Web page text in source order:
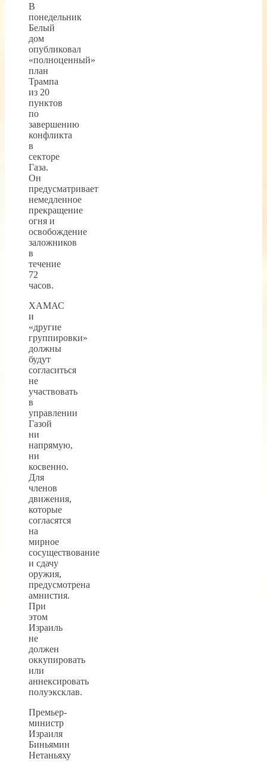
В
понедельник
Белый
дом
опубликовал
«полноценный»
план
Трампа
из 20
пунктов
по
завершению
конфликта
в
секторе
Газа.
Он
предусматривает
немедленное
прекращение
огня и
освобождение
заложников
в
течение
72
часов.
ХАМАС
и
«другие
группировки»
должны
будут
согласиться
не
участвовать
в
управлении
Газой
ни
напрямую,
ни
косвенно.
Для
членов
движения,
которые
согласятся
на
мирное
сосуществование
и сдачу
оружия,
предусмотрена
амнистия.
При
этом
Израиль
не
должен
оккупировать
или
аннексировать
полуэксклав.
Премьер-
министр
Израиля
Биньямин
Нетаньяху